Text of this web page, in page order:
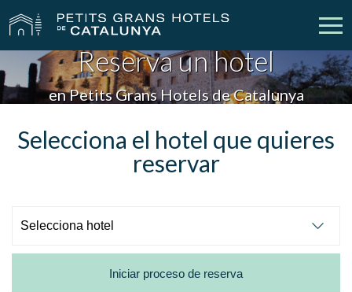
Nuestros Hoteles Escapadas
Bodas Empresas
Cheques Regalo Descubre Catalunya
Reserva un hotel
en Petits Grans Hotels de Catalunya
Selecciona el hotel que quieres
reservar
Iniciar proceso de reserva